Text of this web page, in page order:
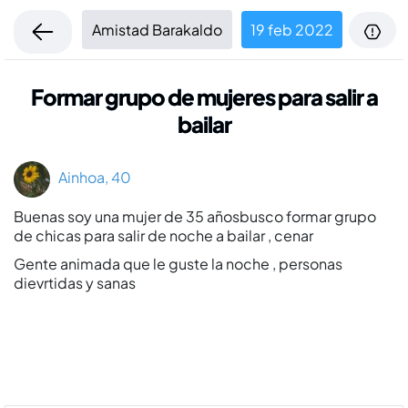
Amistad Barakaldo 19 feb 2022
Formar grupo de mujeres para salir a
bailar
Ainhoa, 40
Buenas soy una mujer de 35 añosbusco formar grupo
de chicas para salir de noche a bailar , cenar
Gente animada que le guste la noche , personas
dievrtidas y sanas